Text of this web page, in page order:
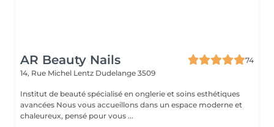
AR Beauty Nails
74
14, Rue Michel Lentz Dudelange 3509
Institut de beauté spécialisé en onglerie et soins esthétiques
avancées Nous vous accueillons dans un espace moderne et
chaleureux, pensé pour vous ...